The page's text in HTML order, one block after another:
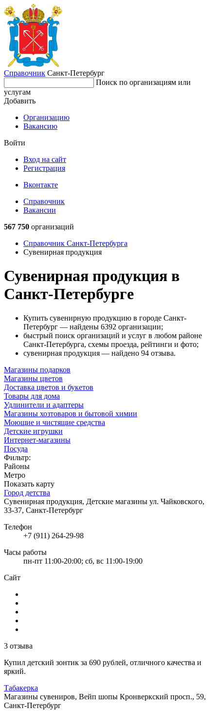
Справочник Санкт-Петербург
Поиск по организациям или
услугам
Добавить
Организацию
Вакансию
Войти
Вход на сайт
Регистрация
Вконтакте
Справочник
Вакансии
567 750 организаций
Справочник Санкт-Петербурга
Сувенирная продукция
Сувенирная продукция в
Санкт-Петербурге
Купить сувенирную продукцию в городе Санкт-
Петербург — найдены 6392 организации;
быстрый поиск организаций и услуг в любом районе
Санкт-Петербурга, схемы проезда, рейтинги и фото;
сувенирная продукция — найдено 94 отзыва.
Магазины подарков
Магазины цветов
Доставка цветов и букетов
Товары для дома
Удлинители и адаптеры
Магазины хозтоваров и бытовой химии
Моющие и чистящие средства
Детские игрушки
Интернет-магазины
Посуда
Фильтр:
Районы
Метро
Показать карту
Город детства
Сувенирная продукция, Детские магазины ул. Чайковского,
33-37, Санкт-Петербург
Телефон
+7 (911) 264-29-98
Часы работы
пн-пт 11:00-20:00; сб, вс 11:00-19:00
Сайт
3 отзыва
Купил детский зонтик за 690 рублей, отличного качества и
яркий.
Табакерка
Магазины сувениров, Вейп шопы Кронверкский просп., 59,
Санкт-Петербург